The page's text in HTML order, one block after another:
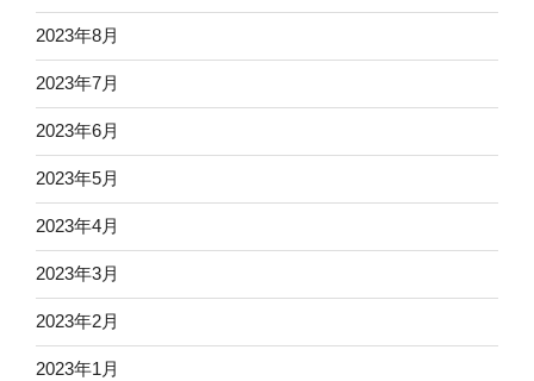
2023年8月
2023年7月
2023年6月
2023年5月
2023年4月
2023年3月
2023年2月
2023年1月